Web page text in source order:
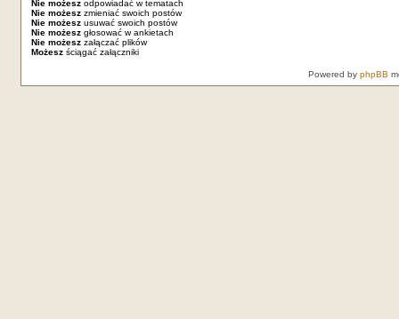
Nie możeszodpowiadać w tematach
Nie możeszzmieniać swoich postów
Nie możeszusuwać swoich postów
Nie możeszgłosować w ankietach
Nie możeszzałączać plików
Możeszściągać załączniki
Powered by phpBB